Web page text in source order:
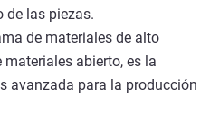
de las piezas.
de materiales de alto
abierto, es la
avanzada para la producción